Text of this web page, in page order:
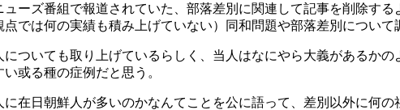
ーズ番組で報道されていた、部落差別に関連して記事を削除す
では何の実績も積み上げていない）同和問題や部落差別につい
ついても取り上げているらしく、当人はなにやら大義があるか
或る種の症例だと思う。
在日朝鮮人が多いのかなんてことを公に語って、差別以外に何